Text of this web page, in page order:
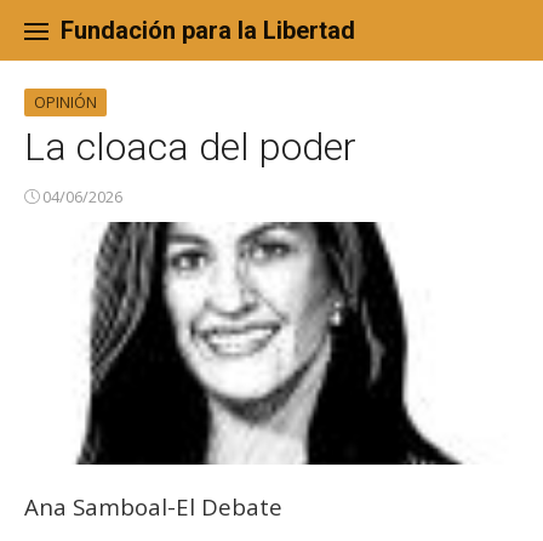
content
Fundación para la Libertad
OPINIÓN
La cloaca del poder
04/06/2026
Ana Samboal-El Debate